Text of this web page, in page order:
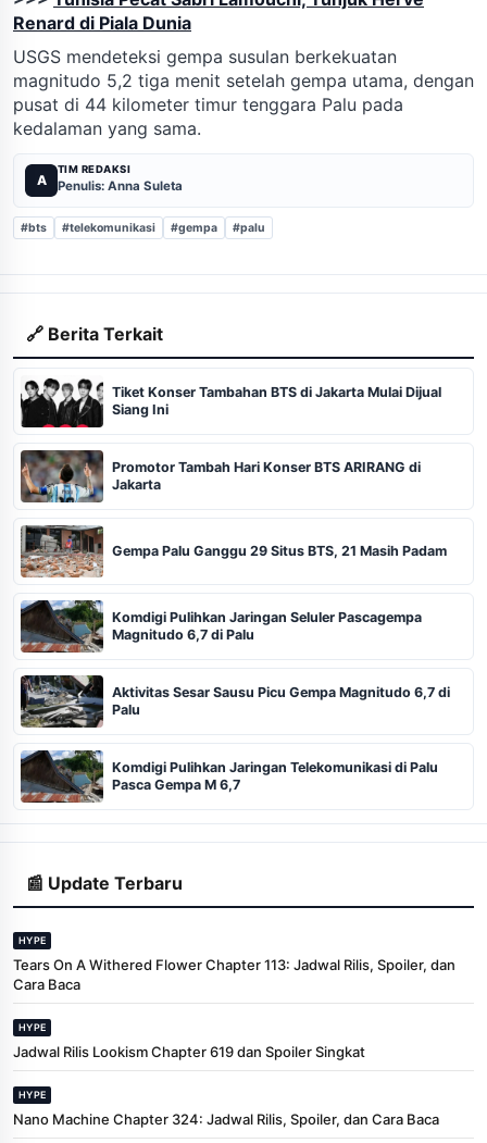
Renard di Piala Dunia
USGS mendeteksi gempa susulan berkekuatan
magnitudo 5,2 tiga menit setelah gempa utama, dengan
pusat di 44 kilometer timur tenggara Palu pada
kedalaman yang sama.
A
TIM REDAKSI
Penulis: Anna Suleta
#bts #telekomunikasi #gempa #palu
🔗 Berita Terkait
Tiket Konser Tambahan BTS di Jakarta Mulai Dijual
Siang Ini
Promotor Tambah Hari Konser BTS ARIRANG di
Jakarta
Gempa Palu Ganggu 29 Situs BTS, 21 Masih Padam
Komdigi Pulihkan Jaringan Seluler Pascagempa
Magnitudo 6,7 di Palu
Aktivitas Sesar Sausu Picu Gempa Magnitudo 6,7 di
Palu
Komdigi Pulihkan Jaringan Telekomunikasi di Palu
Pasca Gempa M 6,7
📰 Update Terbaru
HYPE
Tears On A Withered Flower Chapter 113: Jadwal Rilis, Spoiler, dan
Cara Baca
HYPE
Jadwal Rilis Lookism Chapter 619 dan Spoiler Singkat
HYPE
Nano Machine Chapter 324: Jadwal Rilis, Spoiler, dan Cara Baca